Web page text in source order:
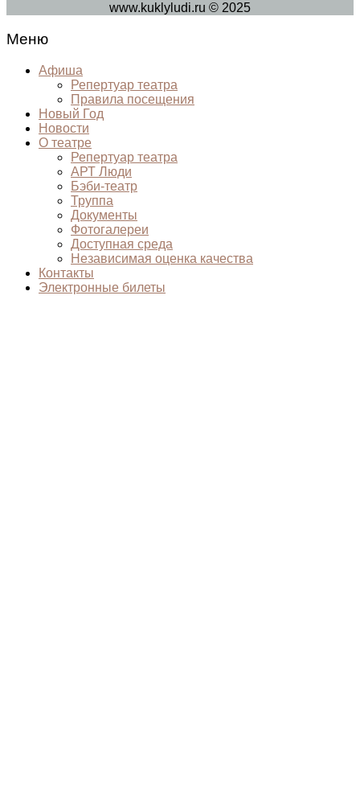
www.kuklyludi.ru © 2025
Меню
Афиша
Репертуар театра
Правила посещения
Новый Год
Новости
О театре
Репертуар театра
АРТ Люди
Бэби-театр
Труппа
Документы
Фотогалереи
Доступная среда
Независимая оценка качества
Контакты
Электронные билеты